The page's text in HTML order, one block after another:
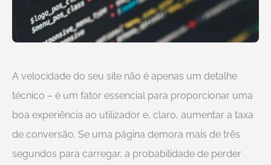
A velocidade do seu site não é apenas um detalhe
técnico – é um fator essencial para proporcionar uma
boa experiência ao utilizador e, claro, aumentar a taxa
de conversão. Se uma página demora mais de três
segundos para carregar, a probabilidade de perder